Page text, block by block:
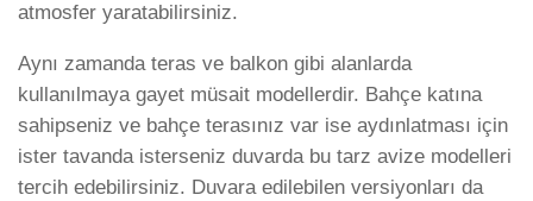
atmosfer yaratabilirsiniz.
Aynı zamanda teras ve balkon gibi alanlarda
kullanılmaya gayet müsait modellerdir. Bahçe katına
sahipseniz ve bahçe terasınız var ise aydınlatması için
ister tavanda isterseniz duvarda bu tarz avize modelleri
tercih edebilirsiniz. Duvara edilebilen versiyonları da